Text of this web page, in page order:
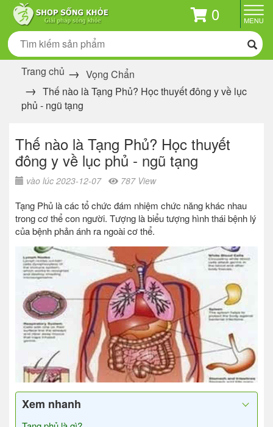
0
Trang chủ
Vọng Chẩn
Thế nào là Tạng Phủ? Học thuyết đông y về lục
phủ - ngũ tạng
Thế nào là Tạng Phủ? Học thuyết
đông y về lục phủ - ngũ tạng
vào lúc 2023-12-07 787 View
Tạng Phủ là các tổ chức đám nhiệm chức năng khác nhau
trong cơ thể con người. Tượng là biểu tượng hình thái bệnh lý
của bệnh phản ánh ra ngoài cơ thể.
Xem nhanh